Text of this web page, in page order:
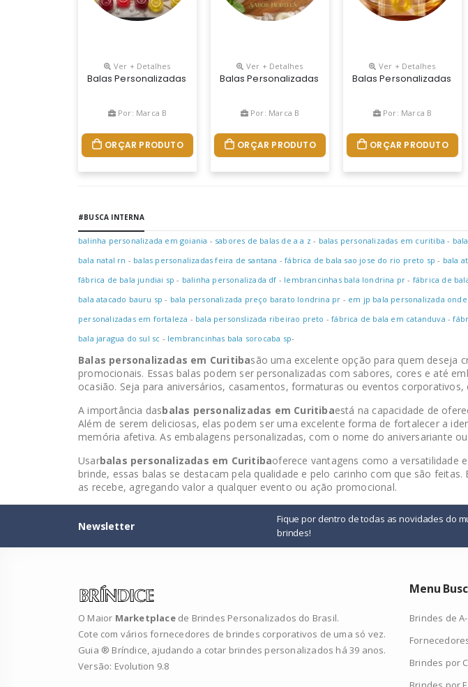
Ver + Detalhes
Balas Personalizadas Tradicionais Com Frutas Sortidas É Uma Ótima Opção De
Por: Marca B
ORÇAR PRODUTO
Ver + Detalhes
Balas Personalizadas Tradicionais Sabor Hortelã É
Por: Marca B
ORÇAR PRODUTO
Ver + Detalhes
Balas Personalizadas
Por: Marca B
ORÇAR PRODUTO
#BUSCA INTERNA
balinha personalizada em goiania - sabores de balas de a a z - balas personalizadas em curitiba -
bala natal rn - balas personalizadas feira de santana -fábrica de bala sao jose do rio preto sp - bala
fábrica de bala jundiai sp - balinha personalizada df - lembrancinhas bala londrina pr - fábrica de
bala atacado bauru sp - bala personalizada preço barato londrina pr - em jp bala personalizada
personalizadas em fortaleza - bala personslizada ribeirao preto -fábrica de bala em catanduva -
bala jaragua do sul sc - lembrancinhas bala sorocaba sp-
Balas personalizadas em Curitibasão uma excelente opção para quem deseja
promocionais. Essas balas podem ser personalizadas com sabores, cores e até
ocasião. Seja para aniversários, casamentos, formaturas ou eventos
A importância dasbalas personalizadas em Curitibaestá na capacidade de
Além de serem deliciosas, elas podem ser uma excelente forma de fortalecer a
memória afetiva. As embalagens personalizadas, com o nome do aniversariante
Usarbalas personalizadas em Curitibaoferece vantagens como a versatilidade
brinde, essas balas se destacam pela qualidade e pelo carinho com que são
as recebe, agregando valor a qualquer evento ou ação promocional.
Newsletter
Fique por dentro de todas as novidades do
brindes!
O Maior Marketplace de Brindes Personalizados do Brasil.
Cote com vários fornecedores de brindes corporativos de uma só vez.
Guia ® Bríndice, ajudando a cotar brindes personalizados há 39 anos.
Versão: Evolution 9.8
Menu
Brindes de
Brindes por